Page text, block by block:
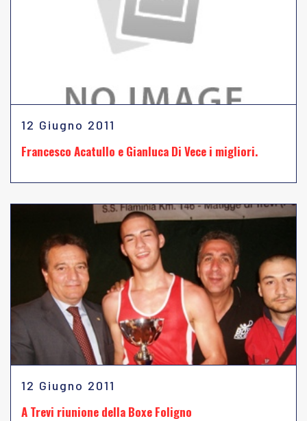
12 Giugno 2011
Francesco Acatullo e Gianluca Di Vece i migliori.
12 Giugno 2011
A Trevi riunione della Boxe Foligno